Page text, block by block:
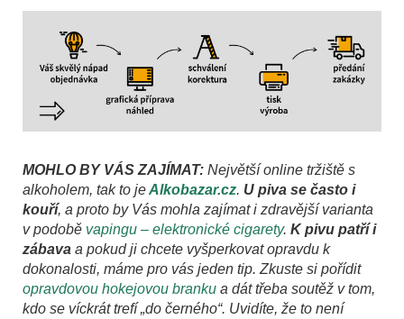
MOHLO BY VÁS ZAJÍMAT: Největší online tržiště s
alkoholem, tak to jeAlkobazar.cz. U piva se často i
kouří, a proto by Vás mohla zajímat i zdravější varianta
v podobě vapingu – elektronické cigarety. K pivu patří i
zábava a pokud ji chcete vyšperkovat opravdu k
dokonalosti, máme pro vás jeden tip. Zkuste si pořídit
opravdovou hokejovou branku a dát třeba soutěž v tom,
kdo se víckrát trefí „do černého“. Uvidíte, že to není